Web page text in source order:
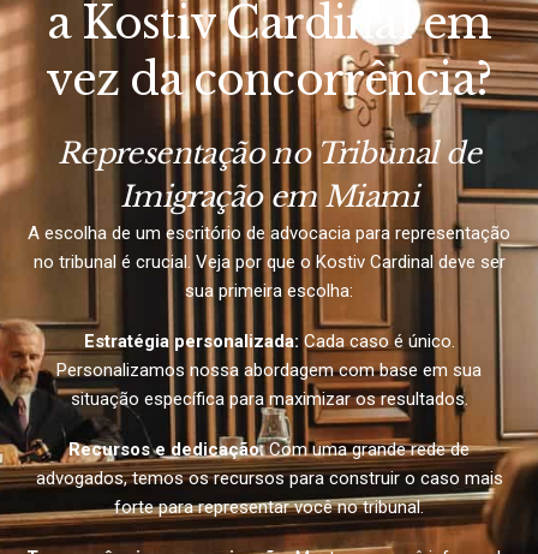
a Kostiv Cardinal em
vez da concorrência?
Representação no Tribunal de
Imigração em Miami
A escolha de um escritório de advocacia para representação
no tribunal é crucial. Veja por que o Kostiv Cardinal deve ser
sua primeira escolha:
Estratégia personalizada: Cada caso é único.
Personalizamos nossa abordagem com base em sua
situação específica para maximizar os resultados.
Recursos e dedicação:Com uma grande rede de
advogados, temos os recursos para construir o caso mais
forte para representar você no tribunal.